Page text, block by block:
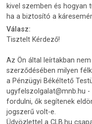
kivel szemben és hogyan
ha a biztosító a
Válasz:
Tisztelt Kérdező!
Az Ön által leírtakban
szerződésében milyen
a Pénzügyi Békéltető
ugyfelszolgalat@mnb.hu
fordulni, ők segítenek
jogszerű volt-e.
Üdvözlettel a CLB.hu